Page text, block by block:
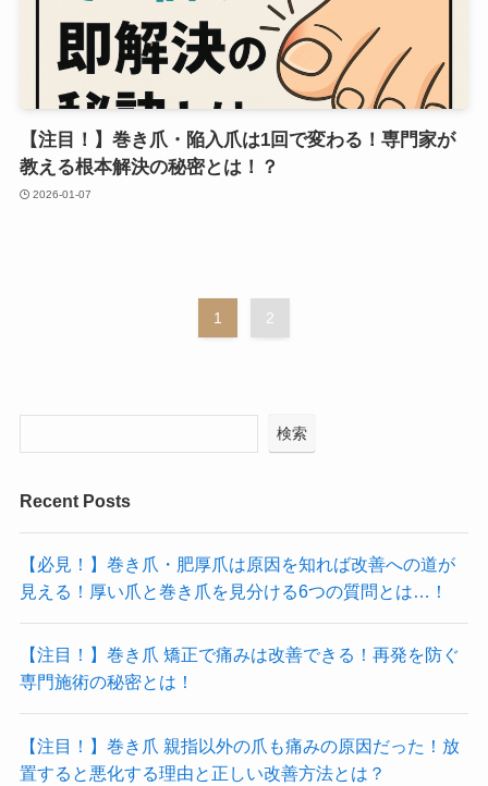
【注目！】巻き爪・陥入爪は1回で変わる！専門家が
教える根本解決の秘密とは！？
2026-01-07
1 2
検索
Recent Posts
【必見！】巻き爪・肥厚爪は原因を知れば改善への道が
見える！厚い爪と巻き爪を見分ける6つの質問とは…！
【注目！】巻き爪 矯正で痛みは改善できる！再発を防ぐ
専門施術の秘密とは！
【注目！】巻き爪 親指以外の爪も痛みの原因だった！放
置すると悪化する理由と正しい改善方法とは？